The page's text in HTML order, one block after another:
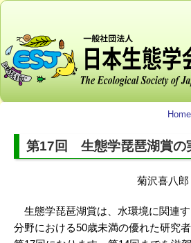
Home
第17回 生態学琵琶湖賞の
菊沢喜八郎
生態学琵琶湖賞は、水環境に関連
分野における50歳未満の優れた研究